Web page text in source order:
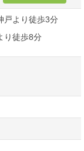
戸より徒歩3分
り徒歩8分